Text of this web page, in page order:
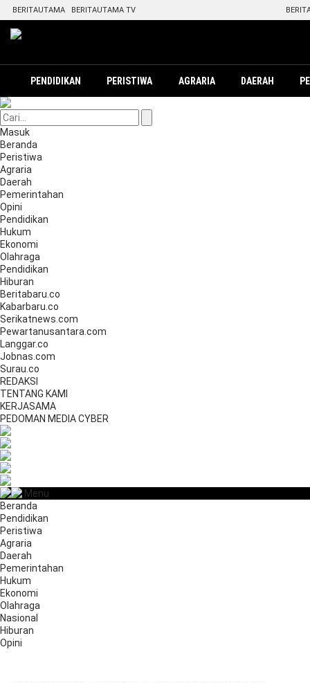
BERITAUTAMA BERITAUTAMA TV
PENDIDIKAN PERISTIWA AGRARIA DAERAH
Masuk
Beranda
Peristiwa
Agraria
Daerah
Pemerintahan
Opini
Pendidikan
Hukum
Ekonomi
Olahraga
Pendidikan
Hiburan
Beritabaru.co
Kabarbaru.co
Serikatnews.com
Pewartanusantara.com
Langgar.co
Jobnas.com
Surau.co
REDAKSI
TENTANG KAMI
KERJASAMA
PEDOMAN MEDIA CYBER
Menu
Beranda
Pendidikan
Peristiwa
Agraria
Daerah
Pemerintahan
Hukum
Ekonomi
Olahraga
Nasional
Hiburan
Opini